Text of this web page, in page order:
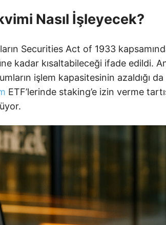
Nasıl İşleyecek?
Securities Act of 1933
kadar kısaltabileceği ifade edildi.
işlem kapasitesinin azaldığı
ETF’lerinde staking’e izin verme